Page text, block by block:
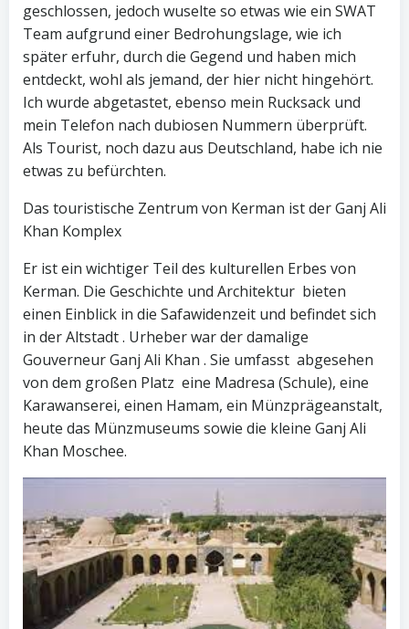
geschlossen, jedoch wuselte so etwas wie ein SWAT
Team aufgrund einer Bedrohungslage, wie ich
später erfuhr, durch die Gegend und haben mich
entdeckt, wohl als jemand, der hier nicht hingehört.
Ich wurde abgetastet, ebenso mein Rucksack und
mein Telefon nach dubiosen Nummern überprüft.
Als Tourist, noch dazu aus Deutschland, habe ich nie
etwas zu befürchten.
Das touristische Zentrum von Kerman ist der Ganj Ali
Khan Komplex
Er ist ein wichtiger Teil des kulturellen Erbes von
Kerman. Die Geschichte und Architektur bieten
einen Einblick in die Safawidenzeit und befindet sich
in der Altstadt . Urheber war der damalige
Gouverneur Ganj Ali Khan . Sie umfasst abgesehen
von dem großen Platz eine Madresa (Schule), eine
Karawanserei, einen Hamam, ein Münzprägeanstalt,
heute das Münzmuseums sowie die kleine Ganj Ali
Khan Moschee.